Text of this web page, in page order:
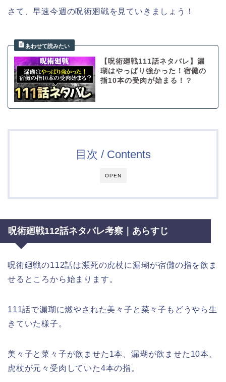
さて、早速今週の呪術廻戦を見ていきましょう！
【呪術廻戦111話ネタバレ】漏
瑚はやっぱり強かった！宿儺の
指10本の受肉が始まる！？
OPEN
目次 / Contents
呪術廻戦112話ネタバレ考察｜あらすじ
呪術廻戦の112話は瀕死の虎杖に漏瑚が宿儺の指を飲ま
せるところから始まります。
111話で漏瑚に燃やされた美々子と菜々子もどうやら生
きていた様子。
美々子と菜々子が飲ませた1本、漏瑚が飲ませた10本、
虎杖が元々受肉していた4本の指。